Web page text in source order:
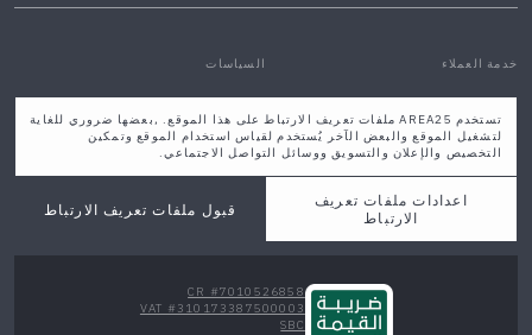
تستخدم AREA25 ملفات تعريف الارتباط على هذا الموقع. ,بعضها ضروري للغاية
لتشغيل الموقع والبعض الآخر يُستخدم لقياس استخدام الموقع وتمكين
التخصيص والإعلان والتسويق ووسائل التواصل الاجتماعي.
اعدادات ملفات تعريف
الارتباط
قبول ملفات تعريف الارتباط
خدمة العملاء
من نحن
فروعنا
الاسئلة الشائعة
مدونة
معلومات التوصيل والتخزين
خدمات التصميم
السياسات
الشروط والأحكام
سياسة الاستبدال و الاسترجاع
CR #7010526858
VAT #310173387500003
SBC